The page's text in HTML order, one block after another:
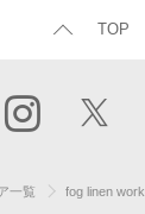
TOP
一覧 fog linen work